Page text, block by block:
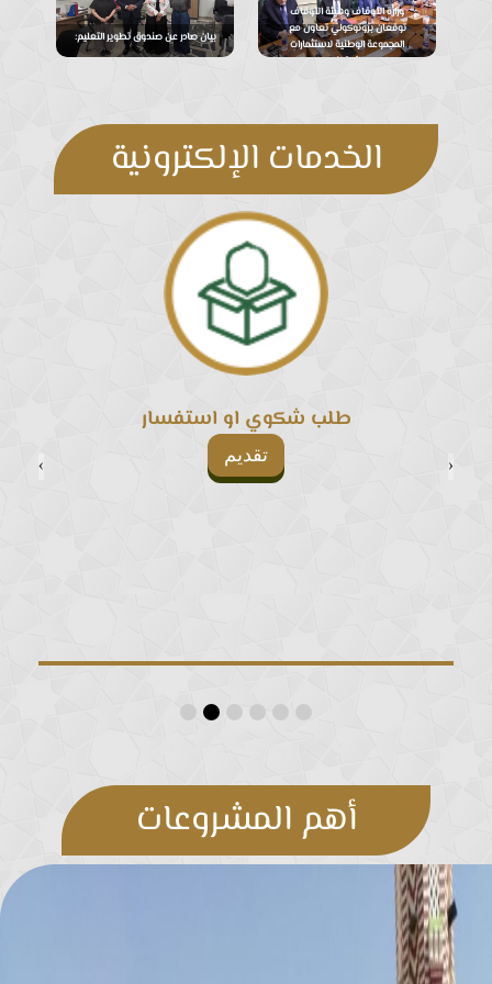
وزارة الأوقاف وهيئة الأوقاف
توقعان بروتوكولي تعاون مع
المجموعة الوطنية لاستثمارات
الأوقاف
بيان صادر عن صندوق تطوير التعليم:
الخدمات الإلكترونية
طلب شكوي او استفسار
تقديم ‹ ›
أهم المشروعات